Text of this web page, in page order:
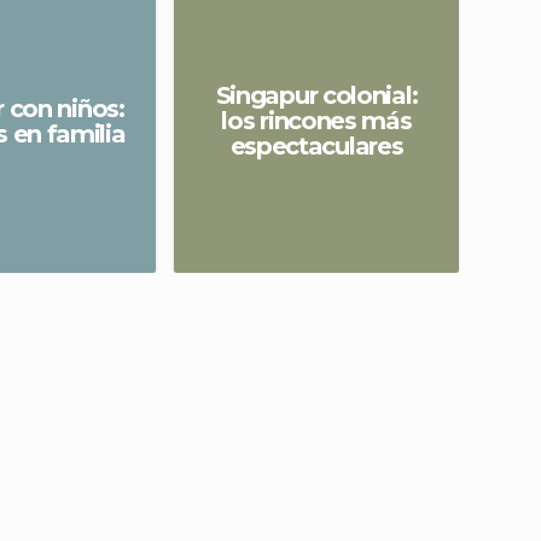
con niños:
en familia
Singapur colonial:
los rincones más
espectaculares